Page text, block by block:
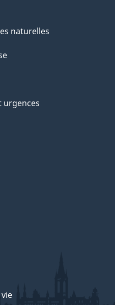
naturelles
urgences